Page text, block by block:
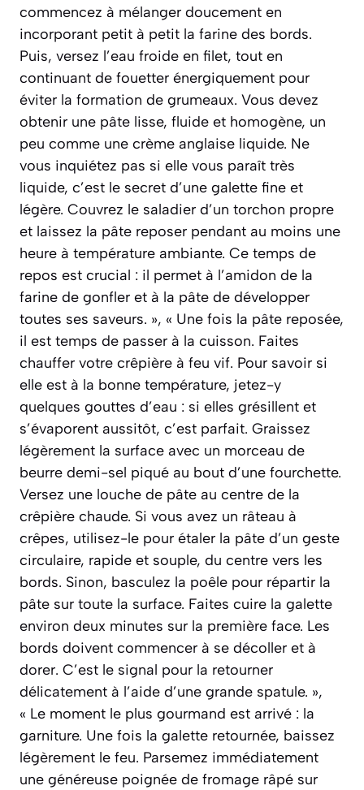
commencez à mélanger doucement en
incorporant petit à petit la farine des bords.
Puis, versez l’eau froide en filet, tout en
continuant de fouetter énergiquement pour
éviter la formation de grumeaux. Vous devez
obtenir une pâte lisse, fluide et homogène, un
peu comme une crème anglaise liquide. Ne
vous inquiétez pas si elle vous paraît très
liquide, c’est le secret d’une galette fine et
légère. Couvrez le saladier d’un torchon propre
et laissez la pâte reposer pendant au moins une
heure à température ambiante. Ce temps de
repos est crucial : il permet à l’amidon de la
farine de gonfler et à la pâte de développer
toutes ses saveurs. », « Une fois la pâte reposée,
il est temps de passer à la cuisson. Faites
chauffer votre crêpière à feu vif. Pour savoir si
elle est à la bonne température, jetez-y
quelques gouttes d’eau : si elles grésillent et
s’évaporent aussitôt, c’est parfait. Graissez
légèrement la surface avec un morceau de
beurre demi-sel piqué au bout d’une fourchette.
Versez une louche de pâte au centre de la
crêpière chaude. Si vous avez un râteau à
crêpes, utilisez-le pour étaler la pâte d’un geste
circulaire, rapide et souple, du centre vers les
bords. Sinon, basculez la poêle pour répartir la
pâte sur toute la surface. Faites cuire la galette
environ deux minutes sur la première face. Les
bords doivent commencer à se décoller et à
dorer. C’est le signal pour la retourner
délicatement à l’aide d’une grande spatule. »,
« Le moment le plus gourmand est arrivé : la
garniture. Une fois la galette retournée, baissez
légèrement le feu. Parsemez immédiatement
une généreuse poignée de fromage râpé sur